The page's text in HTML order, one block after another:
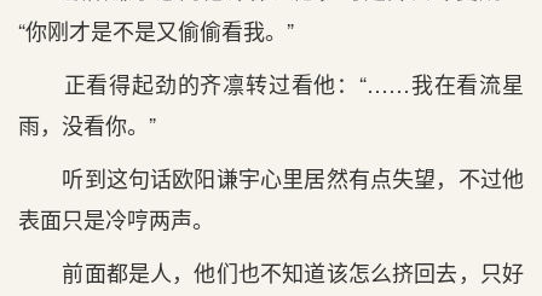
“你刚才是不是又偷偷看我。”
正看得起劲的齐凛转过看他：“……我在看流星
雨，没看你。”
听到这句话欧阳谦宇心里居然有点失望，不过他
表面只是冷哼两声。
前面都是人，他们也不知道该怎么挤回去，只好